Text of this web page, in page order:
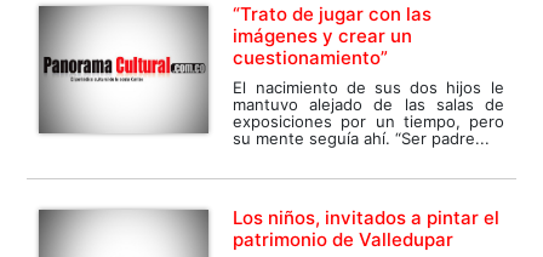
“Trato de jugar con las
imágenes y crear un
cuestionamiento”
El nacimiento de sus dos hijos le
mantuvo alejado de las salas de
exposiciones por un tiempo, pero
su mente seguía ahí. “Ser padre...
Los niños, invitados a pintar el
patrimonio de Valledupar